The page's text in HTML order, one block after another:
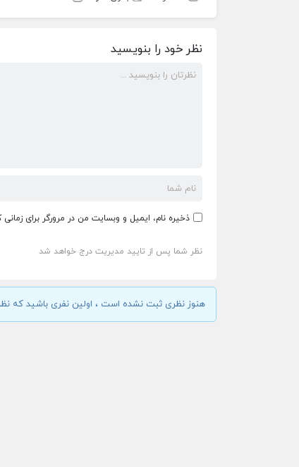
نظر خود را بنویسید
ذخیره نام، ایمیل و وبسایت من در مرورگر برای
نظر شما پس از تایید مدیریت درج خواهد شد
هنوز نظری ثبت نشده است ، اولین نفری باشید که